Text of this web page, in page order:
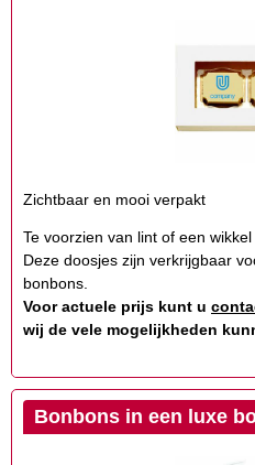
Zichtbaar en mooi verpakt
Te voorzien van lint of een
Deze doosjes zijn verkrijgbaar
bonbons.
Voor actuele prijs kunt u
wij de vele mogelijkheden
Bonbons in een luxe